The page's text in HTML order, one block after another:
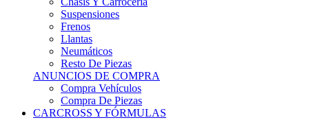
Suspensiones
Frenos
Llantas
Neumáticos
Resto De Piezas
ANUNCIOS DE COMPRA
Compra Vehículos
Compra De Piezas
CARCROSS Y FÓRMULAS